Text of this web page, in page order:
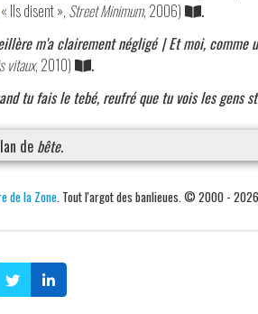
Ils disent », Street Minimum, 2006)
.
m'a clairement négligé | Et moi, comme
vitaux, 2010)
.
tu fais le tebé, reufré que tu vois les gens
de bête.
de la Zone. Tout l'argot des banlieues. © 2000 - 2026